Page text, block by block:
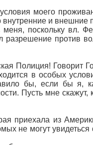
моего
внутренние и
поскольку вл.
разрешение против
Полиция! Говорит
в особых
бы, если бы я,
Пусть мне скажут,
приехала из
не могут